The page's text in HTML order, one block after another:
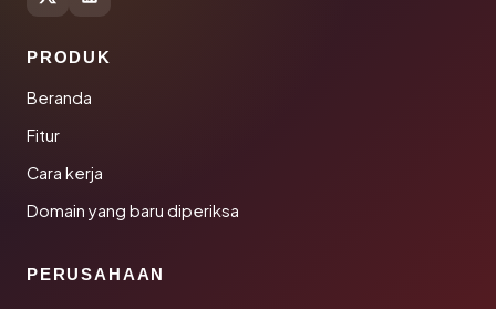
PRODUK
Beranda
Fitur
Cara kerja
Domain yang baru diperiksa
PERUSAHAAN